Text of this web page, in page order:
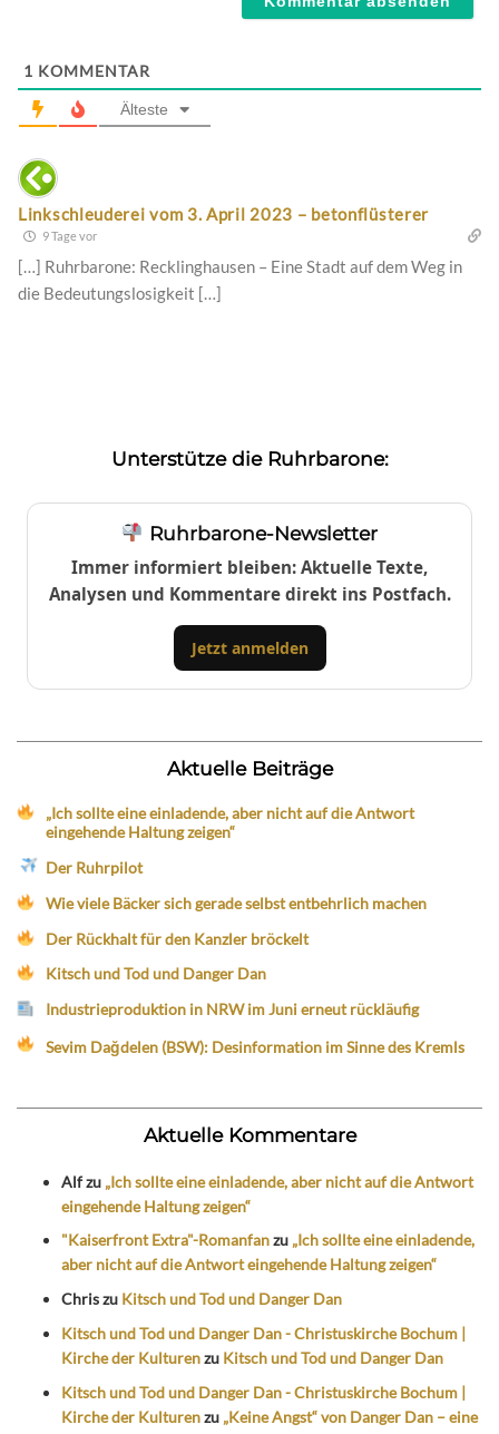
1 KOMMENTAR
Älteste
Linkschleuderei vom 3. April 2023 – betonflüsterer
9 Tage vor
[…] Ruhrbarone: Recklinghausen – Eine Stadt auf dem Weg in
die Bedeutungslosigkeit […]
Unterstütze die Ruhrbarone:
Ruhrbarone-Newsletter
Immer informiert bleiben: Aktuelle Texte,
Analysen und Kommentare direkt ins Postfach.
Jetzt anmelden
Aktuelle Beiträge
„Ich sollte eine einladende, aber nicht auf die Antwort
eingehende Haltung zeigen“
Der Ruhrpilot
Wie viele Bäcker sich gerade selbst entbehrlich machen
Der Rückhalt für den Kanzler bröckelt
Kitsch und Tod und Danger Dan
Industrieproduktion in NRW im Juni erneut rückläufig
Sevim Dağdelen (BSW): Desinformation im Sinne des Kremls
Aktuelle Kommentare
Alfzu „Ich sollte eine einladende, aber nicht auf die Antwort
eingehende Haltung zeigen“
"Kaiserfront Extra"-Romanfanzu „Ich sollte eine einladende,
aber nicht auf die Antwort eingehende Haltung zeigen“
Chriszu Kitsch und Tod und Danger Dan
Kitsch und Tod und Danger Dan - Christuskirche Bochum |
Kirche der Kulturenzu Kitsch und Tod und Danger Dan
Kitsch und Tod und Danger Dan - Christuskirche Bochum |
Kirche der Kulturenzu „Keine Angst“ von Danger Dan – eine